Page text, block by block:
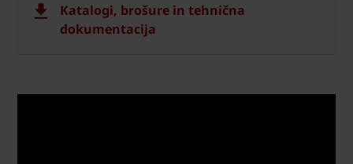
Katalogi, brošure in tehnična
dokumentacija